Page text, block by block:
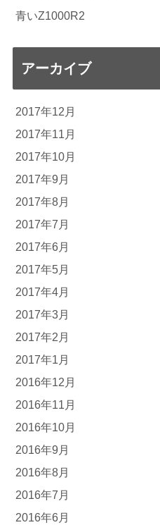
青いZ1000R2
アーカイブ
2017年12月
2017年11月
2017年10月
2017年9月
2017年8月
2017年7月
2017年6月
2017年5月
2017年4月
2017年3月
2017年2月
2017年1月
2016年12月
2016年11月
2016年10月
2016年9月
2016年8月
2016年7月
2016年6月